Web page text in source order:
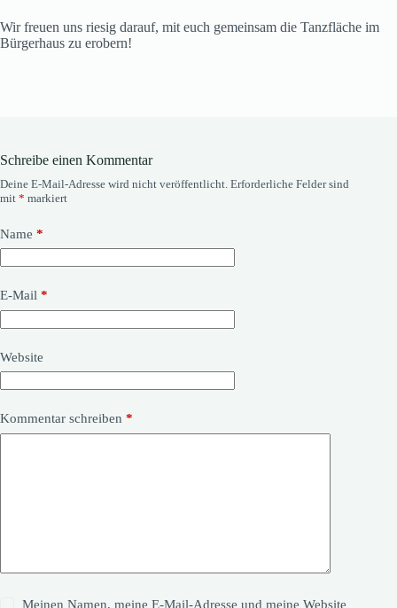
Wir freuen uns riesig darauf, mit euch gemeinsam die Tanzfläche im
Bürgerhaus zu erobern!
Schreibe einen Kommentar
Deine E-Mail-Adresse wird nicht veröffentlicht. Erforderliche Felder sind
mit * markiert
Name *
E-Mail *
Website
Kommentar schreiben *
Meinen Namen, meine E-Mail-Adresse und meine Website